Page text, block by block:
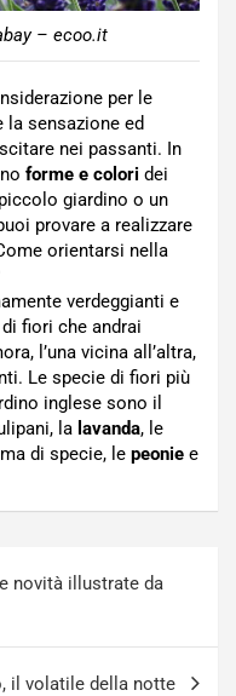
– ecoo.it
per le
sensazione ed
nei passanti. In
forme e colori dei
giardino o un
provare a realizzare
orientarsi nella
verdeggianti e
fiori che andrai
l’una vicina all’altra,
Le specie di fiori più
inglese sono il
la lavanda, le
di specie, le peonie e
novità illustrate da
il volatile della notte